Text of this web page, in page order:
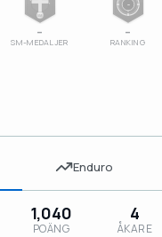
Enduro
1,040
POÄNG
4
ÅKARE
SM
–
SM-MEDALJER
–
–
RANKING